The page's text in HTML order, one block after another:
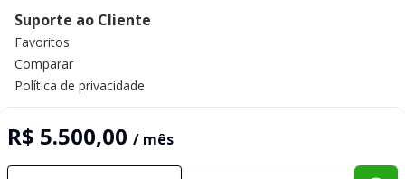
R$ 5.500,00 / mês
Suporte ao Cliente
Favoritos
Comparar
Política de privacidade
Selo de Tecnologia Loft